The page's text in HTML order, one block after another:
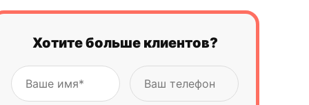
Как попасть в Google AI Overviews?
Как доверие и экспертность влияют на
попадание в AI Overviews?
Хотите больше клиентов?